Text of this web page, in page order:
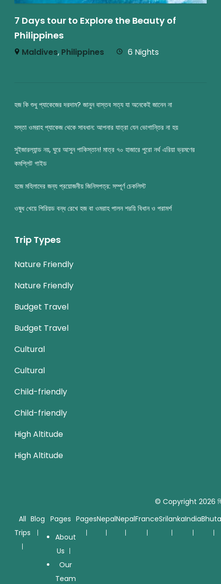
7 Days tour to Explore the Beauty of
Philippines
Maldives, Philippines 6 Nights
হজ কি শুধু প্যাকেজের দরদাম? জানুন বাস্তব সত্য যা অনেকেই জানেন না
সস্তা ওমরাহ প্যাকেজ থেকে সাবধান: আপনার যাত্রা যেন ভোগান্তির না হয়
সুইজারল্যান্ড নয়, ঘুরে আসুন পাকিস্তান! মাত্র ৭০ হাজারে পুরো নর্থ এরিয়া ভ্রমণের
কমপ্লিট গাইড
হজে মহিলাদের জন্য প্রয়োজনীয় জিনিসপত্র: সম্পূর্ণ চেকলিস্ট
ওষুধ খেয়ে পিরিয়ড বন্ধ রেখে হজ বা ওমরাহ পালন শরয়ি বিধান ও পরামর্শ
Trip Types
Nature Friendly
Nature Friendly
Budget Travel
Budget Travel
Cultural
Cultural
Child-friendly
Child-friendly
High Altitude
High Altitude
© Copyright 2026
All
Trips
Blog Pages
About
Us
Our
Team
PagesNepalNepalFranceSrilankaIndia